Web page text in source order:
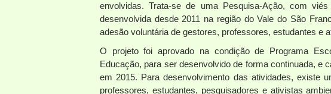
envolvidas. Trata-se de uma Pesquisa-Ação, com
desenvolvida desde 2011 na região do Vale do São
adesão voluntária de gestores, professores, estudantes e
O projeto foi aprovado na condição de Programa
Educação, para ser desenvolvido de forma continuada, e
em 2015. Para desenvolvimento das atividades, existe
professores, estudantes, pesquisadores e ativistas